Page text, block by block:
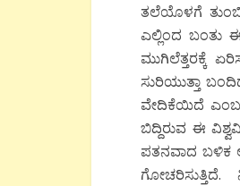
ತಲೆಯೊಳಗೆ
ಎಲ್ಲಿಂದ ಬಂತು
ಮುಗಿಲೆತ್ತರಕ್ಕೆ
ಸುರಿಯುತ್ತಾ
ವೇದಿಕೆಯಿದೆ
ಬಿದ್ದಿರುವ ಈ
ಪತನವಾದ ಬಳಿಕ